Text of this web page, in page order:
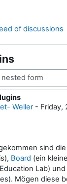
of discussions
Weller- Friday,
replies: 0
sind die
Board (ein
Lab) und
Mögen diese